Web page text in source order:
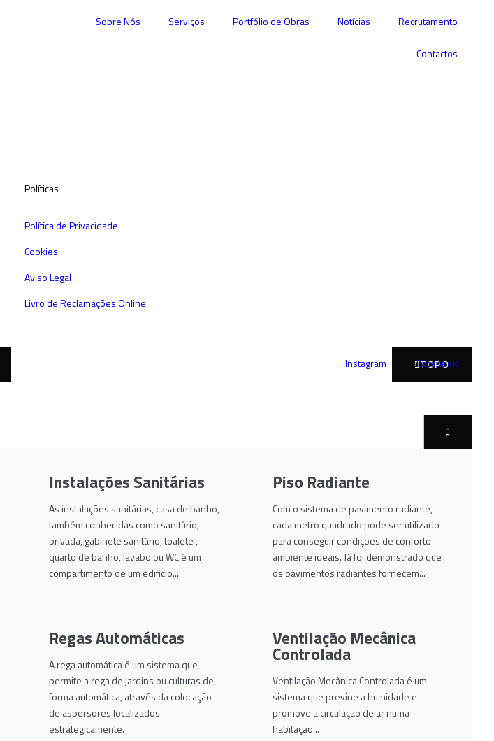
Sobre Nós Serviços Portfólio de Obras Notícias Recrutamento
Contactos
Políticas
Política de Privacidade
Cookies
Aviso Legal
Livro de Reclamações Online
TOPO
.Instagram .Facebook
Instalações Sanitárias
As instalações sanitárias, casa de banho,
também conhecidas como sanitário,
privada, gabinete sanitário, toalete ,
quarto de banho, lavabo ou WC é um
compartimento de um edifício...
Piso Radiante
Com o sistema de pavimento radiante,
cada metro quadrado pode ser utilizado
para conseguir condições de conforto
ambiente ideais. Já foi demonstrado que
os pavimentos radiantes fornecem...
Regas Automáticas
A rega automática é um sistema que
permite a rega de jardins ou culturas de
forma automática, através da colocação
de aspersores localizados
estrategicamente.
Ventilação Mecânica
Controlada
Ventilação Mecânica Controlada é um
sistema que previne a humidade e
promove a circulação de ar numa
habitação...